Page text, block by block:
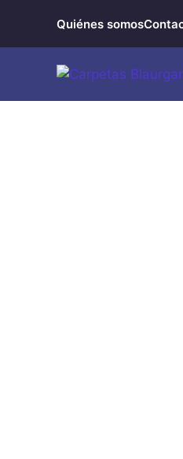
contenido
Quiénes somos